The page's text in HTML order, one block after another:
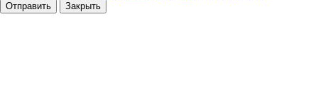
Отправить Закрыть